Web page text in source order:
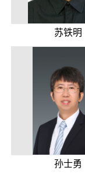
苏铁明
孙士勇